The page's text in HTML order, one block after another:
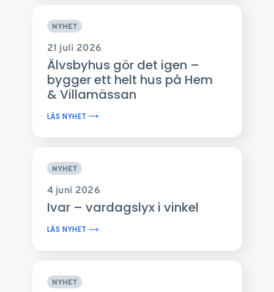
NYHET
21 juli 2026
Älvsbyhus gör det igen –
bygger ett helt hus på Hem
& Villamässan
LÄS NYHET
NYHET
4 juni 2026
Ivar – vardagslyx i vinkel
LÄS NYHET
NYHET